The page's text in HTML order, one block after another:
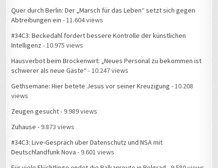
Quer durch Berlin: Der „Marsch für das Leben“ setzt sich gegen
Abtreibungen ein - 11.604 views
#34C3: Beckedahl fordert bessere Kontrolle der künstlichen
Intelligenz - 10.975 views
Hausverbot beim Brockenwirt: „Neues Personal zu bekommen ist
schwerer als neue Gäste“ - 10.247 views
Gethsemane: Hier betete Jesus vor seiner Kreuzigung - 10.208
views
Zeugen gesucht- 9.989 views
Zuhause - 9.873 views
#34C3: Live-Gespräch über Datenschutz und NSA mit
Deutschlandfunk Nova - 9.601 views